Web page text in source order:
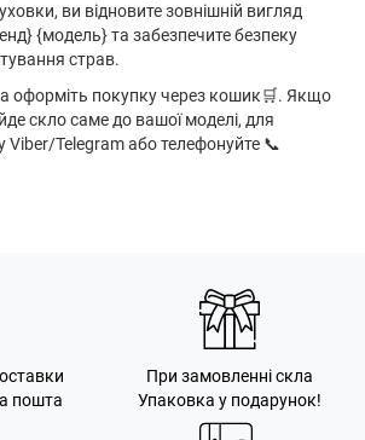
ви відновите зовнішній вигляд
{модель} та забезпечите безпеку
страв.
оформіть покупку через кошик🛒. Якщо
скло саме до вашої моделі, для
Viber/Telegram або телефонуйте 📞
пошта
При замовленні скла
Упаковка у подарунок!